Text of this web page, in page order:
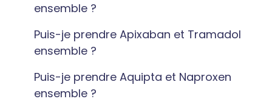
ensemble ?
Puis-je prendre Apixaban et Tramadol
ensemble ?
Puis-je prendre Aquipta et Naproxen
ensemble ?